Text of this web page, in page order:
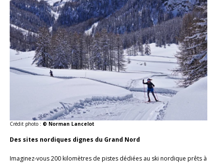
Crédit photo : © Norman Lancelot
Des sites nordiques dignes du Grand Nord
Imaginez-vous 200 kilomètres de pistes dédiées au ski nordique prêts à